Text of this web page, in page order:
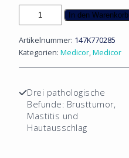
Stillfreie
Brust
–
3er-
In den Warenkorb
Artikelnummer: 147K770285
Kategorien: Medicor,Medicor
Drei pathologische
Befunde: Brusttumor,
Mastitis und
Hautausschlag